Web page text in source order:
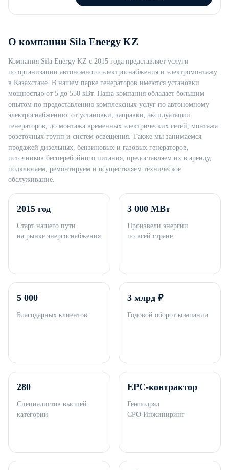
О компании Sila Energy KZ
Компания Sila Energy KZ с 2015 года представляет услуги
по организации автономного электроснабжения и электромонтажу
в Казахстане. В нашем парке генераторов имеются установки
мощностью от 5 до 550 кВт. Наша компания обладает большим
опытом по предоставлению комплексных услуг по автономному
электроснабжению: от установки, заправки, эксплуатации
генераторов, до монтажа временных электрических сетей, монтажа
розеточных групп и систем освещения. Также мы занимаемся
продажей дизельных, бензиновых и газовых генераторов,
источников бесперебойного питания, предоставляем их в аренду,
подключаем, ремонтируем и осуществляем техническое
обслуживание.
2015 год
Старт нашего пути
на рынке энергоснабжения
3 000 МВт
Произвели энергии
по всей стране
5 000
Благодарных клиентов
3 млрд ₽
Годовой оборот компании
280
Специалистов высшей
категории
EPC-контрактор
Генподряд
СРО Инжиниринг